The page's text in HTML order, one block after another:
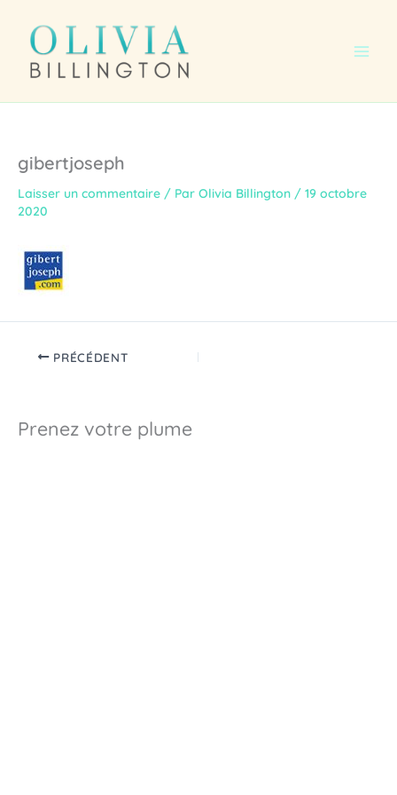
contenu
gibertjoseph
Laisser un commentaire / Par Olivia Billington / 19 octobre
2020
PRÉCÉDENT
Prenez votre plume